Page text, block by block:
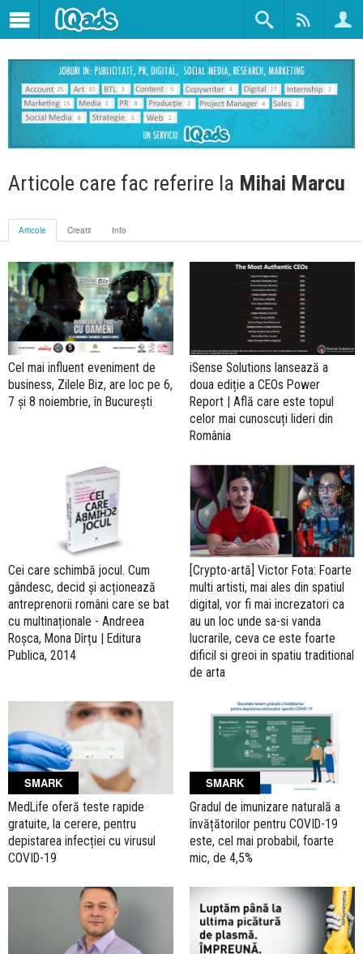
Articole care fac referire la Mihai Marcu
Articole Creatii Info
Cel mai influent eveniment de
business, Zilele Biz, are loc pe 6,
7 și 8 noiembrie, în București
iSense Solutions lansează a
doua ediție a CEOs Power
Report | Află care este topul
celor mai cunoscuți lideri din
România
Cei care schimbă jocul. Cum
gândesc, decid și acționează
antreprenorii români care se bat
cu multinaționale - Andreea
Roșca, Mona Dîrțu | Editura
Publica, 2014
[Crypto-artă] Victor Fota: Foarte
multi artisti, mai ales din spatiul
digital, vor fi mai increzatori ca
au un loc unde sa-si vanda
lucrarile, ceva ce este foarte
dificil si greoi in spatiu traditional
de arta
SMARK
MedLife oferă teste rapide
gratuite, la cerere, pentru
depistarea infecției cu virusul
COVID-19
SMARK
Gradul de imunizare naturală a
învățătorilor pentru COVID-19
este, cel mai probabil, foarte
mic, de 4,5%